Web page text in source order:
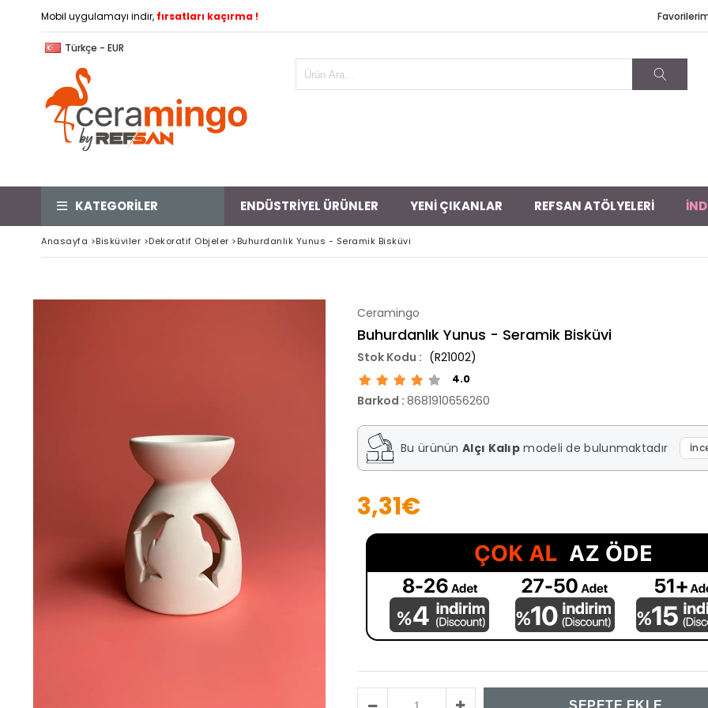
Mobil uygulamayı indir, fırsatları kaçırma !
Türkçe - EUR
KATEGORİLER ENDÜSTRİYEL ÜRÜNLER YENİ ÇIKANLAR REFSAN ATÖLYELERİ
Anasayfa >Bisküviler >Dekoratif Objeler >Buhurdanlık Yunus - Seramik Bisküvi
Ceramingo
Buhurdanlık Yunus - Seramik Bisküvi
(R21002)
4.0
Barkod : 8681910656260
Bu ürünün Alçı Kalıp modeli de bulunmaktadır
3,31€